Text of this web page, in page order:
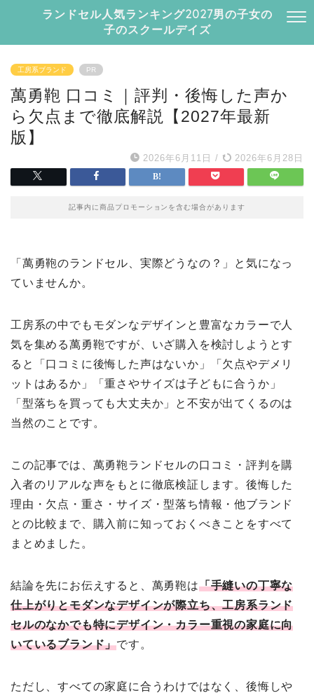
ランドセル人気ランキング2027男の子女の
子のスクールデイズ
工房系ブランド PR
萬勇鞄 口コミ｜評判・後悔した声か
ら欠点まで徹底解説【2027年最新
版】
2026年6月11日 / 2026年6月28日
記事内に商品プロモーションを含む場合があります
「萬勇鞄のランドセル、実際どうなの？」と気になっ
ていませんか。
工房系の中でもモダンなデザインと豊富なカラーで人
気を集める萬勇鞄ですが、いざ購入を検討しようとす
ると「口コミに後悔した声はないか」「欠点やデメリ
ットはあるか」「重さやサイズは子どもに合うか」
「型落ちを買っても大丈夫か」と不安が出てくるのは
当然のことです。
この記事では、萬勇鞄ランドセルの口コミ・評判を購
入者のリアルな声をもとに徹底検証します。後悔した
理由・欠点・重さ・サイズ・型落ち情報・他ブランド
との比較まで、購入前に知っておくべきことをすべて
まとめました。
結論を先にお伝えすると、萬勇鞄は「手縫いの丁寧な
仕上がりとモダンなデザインが際立ち、工房系ランド
セルのなかでも特にデザイン・カラー重視の家庭に向
いているブランド」です。
ただし、すべての家庭に合うわけではなく、後悔しや